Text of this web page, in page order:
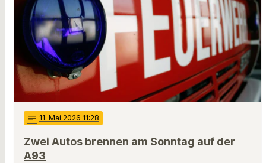
notes 11. Mai 2026 11:28
Zwei Autos brennen am Sonntag auf der
A93